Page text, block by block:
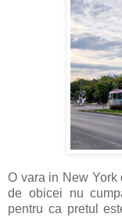
O vara in New York
de obicei nu
pentru ca pretul